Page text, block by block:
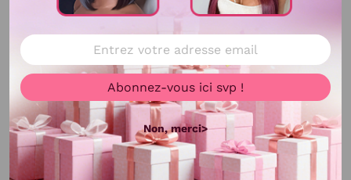
Voir plus
Abonnez-vous ici svp !
Non, merci>